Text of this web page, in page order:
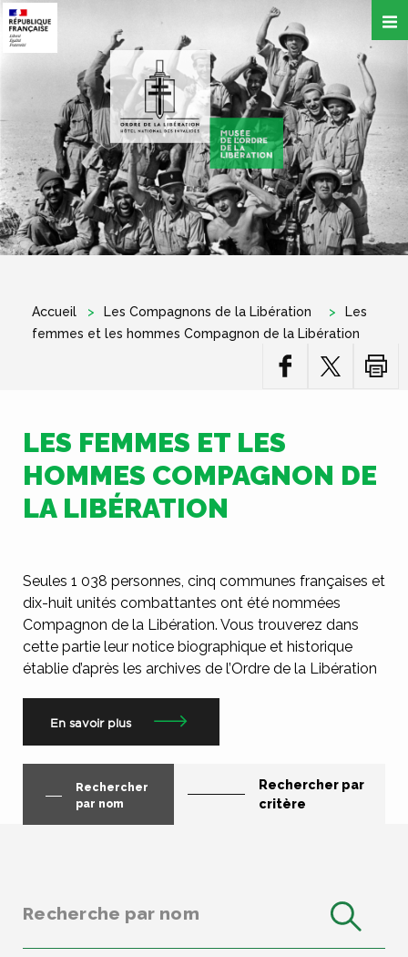
contenu
principal
Accueil Les Compagnons de la Libération
Les
femmes et les hommes Compagnon de la Libération
LES FEMMES ET LES
HOMMES COMPAGNON DE
LA LIBÉRATION
Seules 1 038 personnes, cinq communes françaises et
dix-huit unités combattantes ont été nommées
Compagnon de la Libération. Vous trouverez dans
cette partie leur notice biographique et historique
établie d’après les archives de l’Ordre de la Libération
En savoir plus
Rechercher
par nom
Rechercher par
critère